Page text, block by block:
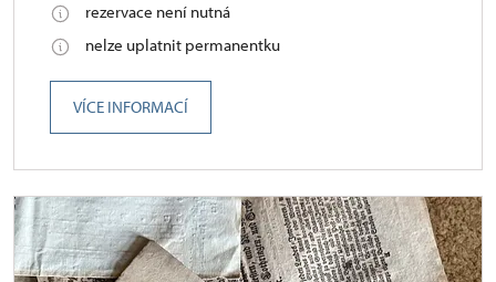
rezervace není nutná
nelze uplatnit permanentku
VÍCE INFORMACÍ